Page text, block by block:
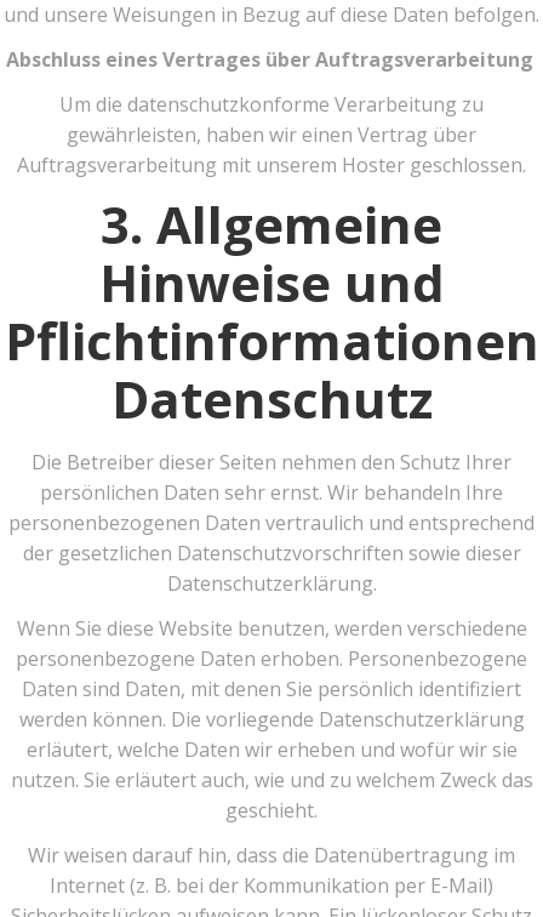
und unsere Weisungen in Bezug auf diese Daten befolgen.
Abschluss eines Vertrages über Auftragsverarbeitung
Um die datenschutzkonforme Verarbeitung zu
gewährleisten, haben wir einen Vertrag über
Auftragsverarbeitung mit unserem Hoster geschlossen.
3. Allgemeine
Hinweise und
Pflichtinformationen
Datenschutz
Die Betreiber dieser Seiten nehmen den Schutz Ihrer
persönlichen Daten sehr ernst. Wir behandeln Ihre
personenbezogenen Daten vertraulich und entsprechend
der gesetzlichen Datenschutzvorschriften sowie dieser
Datenschutzerklärung.
Wenn Sie diese Website benutzen, werden verschiedene
personenbezogene Daten erhoben. Personenbezogene
Daten sind Daten, mit denen Sie persönlich identifiziert
werden können. Die vorliegende Datenschutzerklärung
erläutert, welche Daten wir erheben und wofür wir sie
nutzen. Sie erläutert auch, wie und zu welchem Zweck das
geschieht.
Wir weisen darauf hin, dass die Datenübertragung im
Internet (z. B. bei der Kommunikation per E-Mail)